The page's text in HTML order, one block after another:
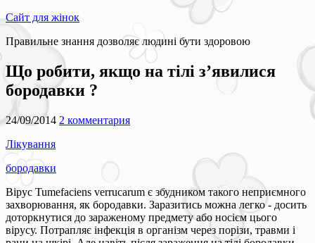
Сайт для жінок
Правильне знання дозволяє людині бути здоровою
Що робити, якщо на тілі з’явилися
бородавки ?
24/09/2014 2 комментария
Лікування
бородавки
Вірус Tumefaciens verrucarum є збудником такого неприємного
захворювання, як бородавки. Заразитись можна легко - досить
доторкнутися до зараженому предмету або носієм цього
вірусу. Потрапляє інфекція в організм через порізи, травми і